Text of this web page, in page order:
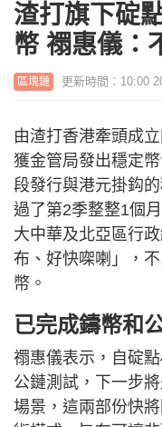
渣打旗下碇
幣 禤惠儀：
區塊鏈 更新時間：10:00
由渣打香港牽頭成
獲金管局發出穩定
段發行與港元掛鈎
過了第2季整整1個
大中華及北亞區行
布、好快㗎喇」，
幣。
已完成鑄幣和
禤惠儀表示，自碇
公鏈測試，下一步
場景，這兩部份快